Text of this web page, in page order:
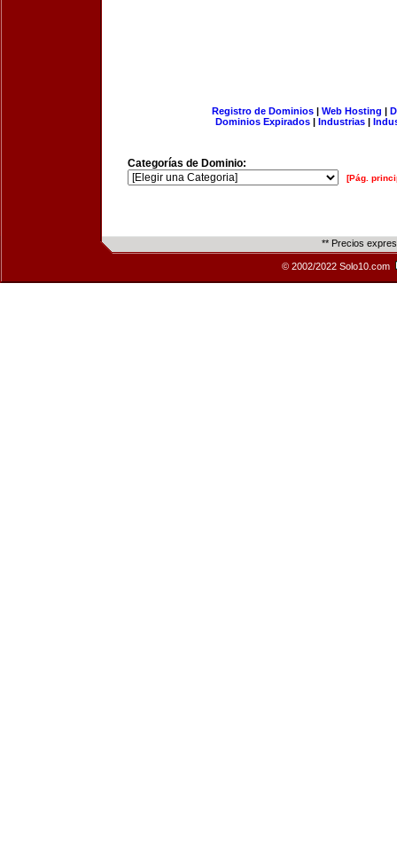
Registro de Dominios| Web Hosting |
Dominios Expirados | Industrias |
Categorías de Dominio:
[Pág.
** Precios
© 2002/2022 Solo10.com